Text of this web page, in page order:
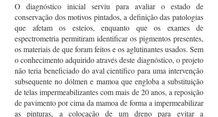
O diagnóstico inicial serviu para avaliar o estado de
conservação dos motivos pintados, a definição das patologias
que afetam os esteios, enquanto que os exames de
espectrometria permitiram identificar os pigmentos presentes,
os materiais de que foram feitos e os aglutinantes usados. Sem
o conhecimento adquirido através deste diagnóstico, o projeto
não teria beneficiado do aval científico para uma intervenção
subsequente no dólmen e mamoa que engloba a substituição
de telas impermeabilizantes com mais de 20 anos, a reposição
de pavimento por cima da mamoa de forma a impermeabilizar
as pinturas, a colocação de um dreno para evitar a